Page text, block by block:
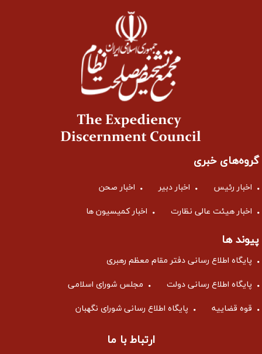
گروه‌های خبری
اخبار رئیس اخبار دبیر اخبار صحن
اخبار هیئت عالی نظارت اخبار کمیسیون ها
پیوند ها
پایگاه اطلاع رسانی دفتر مقام معظم رهبری
پایگاه اطلاع رسانی دولت مجلس شورای اسلامی
قوه قضاییه پایگاه اطلاع رسانی شورای نگهبان
ارتباط با ما